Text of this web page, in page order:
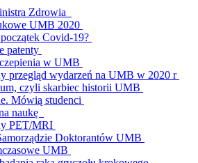
Zdrowia
UMB 2020
Covid-19?
patenty
w UMB
przegląd wydarzeń na UMB w 2020 r
czyli skarbiec historii UMB
Mówią studenci
naukę
PET/MRI
Doktorantów UMB
UMB